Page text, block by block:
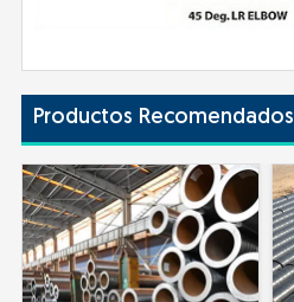
Productos Recomendados